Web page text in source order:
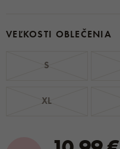
VEĽKOSTI OBLEČENIA
S
XL